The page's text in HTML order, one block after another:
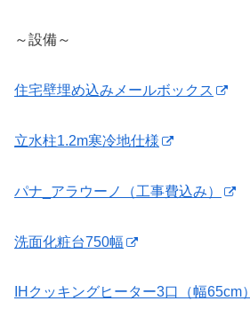
～設備～
住宅壁埋め込みメールボックス
立水柱1.2m寒冷地仕様
パナ_アラウーノ（工事費込み）
洗面化粧台750幅
IHクッキングヒーター3口（幅65cm）